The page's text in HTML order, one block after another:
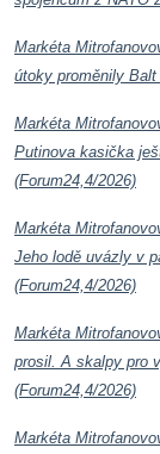
Markéta
útoky proměnily
Markéta
Putinova kasička
(Forum24,4/2026)
Markéta
Jeho lodě uvázly v
(Forum24,4/2026)
Markéta
prosil. A skalpy pro
(Forum24,4/2026)
Markéta